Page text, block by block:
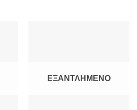
ΕΞΑΝΤΛΗΜΈΝΟ